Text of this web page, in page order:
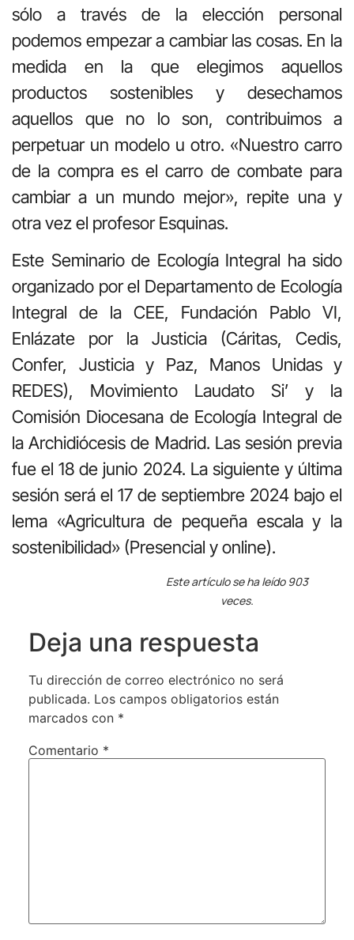
sólo a través de la elección personal
podemos empezar a cambiar las cosas. En la
medida en la que elegimos aquellos
productos sostenibles y desechamos
aquellos que no lo son, contribuimos a
perpetuar un modelo u otro. «Nuestro carro
de la compra es el carro de combate para
cambiar a un mundo mejor», repite una y
otra vez el profesor Esquinas.
Este Seminario de Ecología Integral ha sido
organizado por el Departamento de Ecología
Integral de la CEE, Fundación Pablo VI,
Enlázate por la Justicia (Cáritas, Cedis,
Confer, Justicia y Paz, Manos Unidas y
REDES), Movimiento Laudato Si’ y la
Comisión Diocesana de Ecología Integral de
la Archidiócesis de Madrid. Las sesión previa
fue el 18 de junio 2024. La siguiente y última
sesión será el 17 de septiembre 2024 bajo el
lema «Agricultura de pequeña escala y la
sostenibilidad» (Presencial y online).
Este artículo se ha leído 903
veces.
Deja una respuesta
Tu dirección de correo electrónico no será
publicada. Los campos obligatorios están
marcados con *
Comentario *